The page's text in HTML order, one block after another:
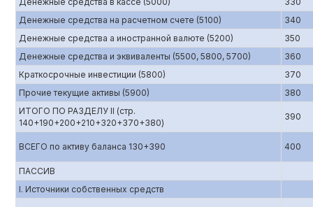
Денежные средства на расчетном счете (5100)
340
Денежные средства а иностранной валюте (5200)
350
Денежные средства и эквиваленты (5500, 5800, 5700)
360
Краткосрочные инвестиции (5800)
370
Прочие текущие активы (5900)
380
ИТОГО ПО РАЗДЕЛУ II (стр.
140+190+200+210+320+370+380)
390
ВСЕГО по активу баланса 130+390 400
ПАССИВ
I. Источники собственных средств